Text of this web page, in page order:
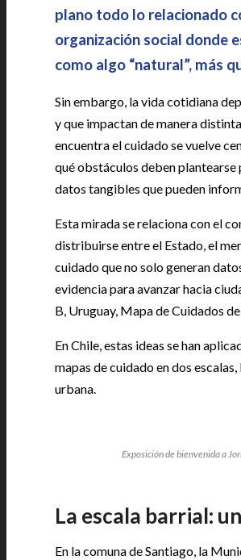
plano todo lo relacionado
organización social donde
como algo “natural”, más
Sin embargo, la vida cotidiana
y que impactan de manera
encuentra el cuidado se vuelve
qué obstáculos deben
datos tangibles que pueden
Esta mirada se relaciona con el
distribuirse entre el Estado, el
cuidado que no solo generan
evidencia para avanzar hacia
B, Uruguay, Mapa de Cuidados
En Chile, estas ideas se han
mapas de cuidado en dos
urbana.
Exposición de bienvenida a
La escala barrial:
En la comuna de Santiago, la